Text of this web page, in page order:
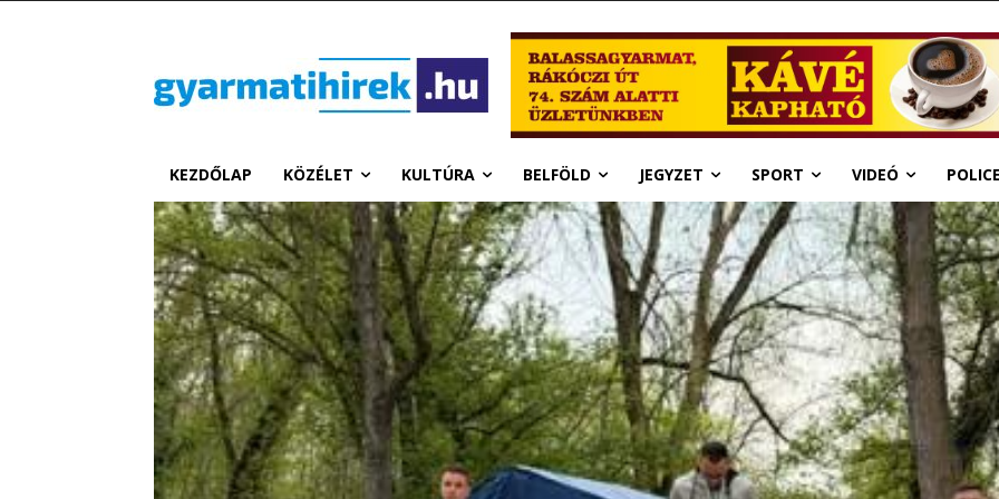
KEZDŐLAP KÖZÉLET KULTÚRA BELFÖLD JEGYZET SPORT VIDEÓ